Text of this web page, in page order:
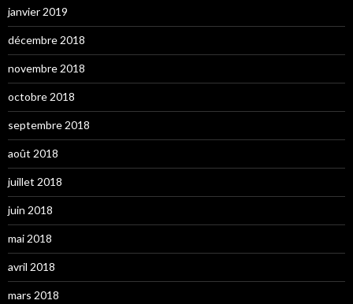
janvier 2019
décembre 2018
novembre 2018
octobre 2018
septembre 2018
août 2018
juillet 2018
juin 2018
mai 2018
avril 2018
mars 2018